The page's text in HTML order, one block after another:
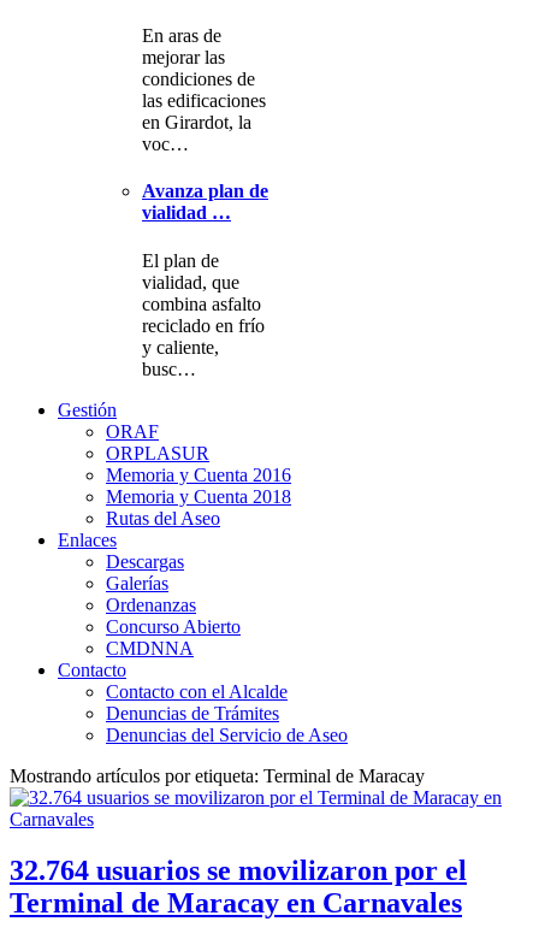
En aras de
mejorar las
condiciones de
las edificaciones
en Girardot, la
voc…
Avanza plan de
vialidad …
El plan de
vialidad, que
combina asfalto
reciclado en frío
y caliente,
busc…
Gestión
ORAF
ORPLASUR
Memoria y Cuenta 2016
Memoria y Cuenta 2018
Rutas del Aseo
Enlaces
Descargas
Galerías
Ordenanzas
Concurso Abierto
CMDNNA
Contacto
Contacto con el Alcalde
Denuncias de Trámites
Denuncias del Servicio de Aseo
Mostrando artículos por etiqueta: Terminal de Maracay
32.764 usuarios se movilizaron por el
Terminal de Maracay en Carnavales